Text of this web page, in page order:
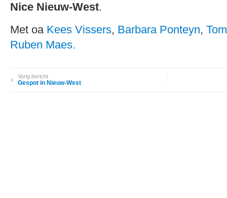
Nice Nieuw-West.
Met oa Kees Vissers, Barbara Ponteyn,
Ruben Maes.
Vorig bericht
Gespot in Nieuw-West